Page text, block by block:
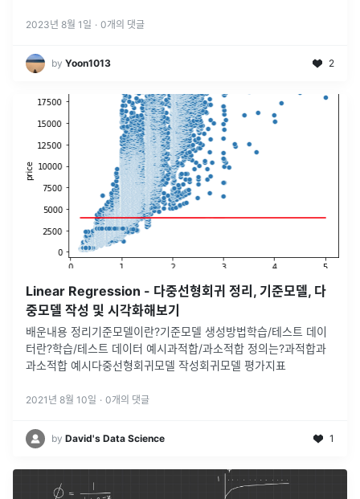
2023년 8월 1일 · 0개의 댓글
by Yoon1013 2
Linear Regression - 다중선형회귀 정리, 기준모델, 다
중모델 작성 및 시각화해보기
배운내용 정리기준모델이란?기준모델 생성방법학습/테스트 데이
터란?학습/테스트 데이터 예시과적합/과소적합 정의는?과적합과
과소적합 예시다중선형회귀모델 작성회귀모델 평가지표
2021년 8월 10일 · 0개의 댓글
by David's Data Science 1